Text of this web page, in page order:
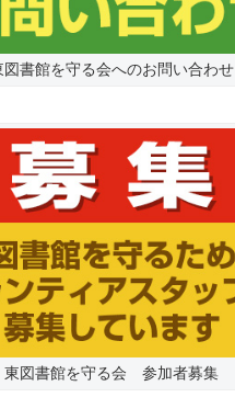
図書館を守る会へのお問い合わせ
東図書館を守る会 参加者募集